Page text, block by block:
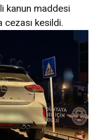
kanun maddesi
kesildi.